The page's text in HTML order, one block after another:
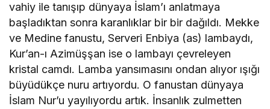
vahiy ile tanışıp dünyaya İslam’ı anlatmaya
başladıktan sonra karanlıklar bir bir dağıldı. Mekke
ve Medine fanustu, Serveri Enbiya (as) lambaydı,
Kur’an-ı Azimüşşan ise o lambayı çevreleyen
kristal camdı. Lamba yansımasını ondan alıyor ışığı
büyüdükçe nuru artıyordu. O fanustan dünyaya
İslam Nur’u yayılıyordu artık. İnsanlık zulmetten